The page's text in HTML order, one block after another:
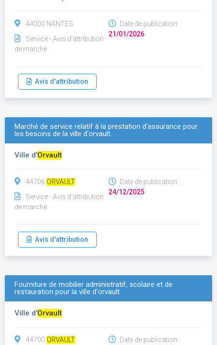
44000 NANTES
Service - Avis d'attribution
de marché
Date de publication :
21/01/2026
Avis d'attribution
Marché de service relatif à la prestation d'assurance pour
les besoins de la ville d'orvault.
Ville d'Orvault
44706 ORVAULT
Service - Avis d'attribution
de marché
Date de publication :
24/12/2025
Avis d'attribution
Fourniture de mobilier administratif, scolaire et de
restauration pour la ville d'orvault.
Ville d'Orvault
44700 ORVAULT
Date de publication :